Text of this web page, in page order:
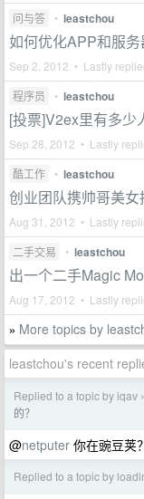
问与答 • leastchou
如何优化APP和服
Sep 2, 2012 • Lastly
程序员 • leastchou
[投票]V2ex里有多少
Sep 28, 2012 • Lastly
酷工作 • leastchou
创业团队携帅哥美
Aug 31, 2012 • Lastly
二手交易 • leastchou
出一个二手Magic
Aug 17, 2012 • Lastly
» More topics by
leastchou's recent
Replied to a topic by iqav ›
的？
@netputer 你在豌豆荚？
Replied to a topic by